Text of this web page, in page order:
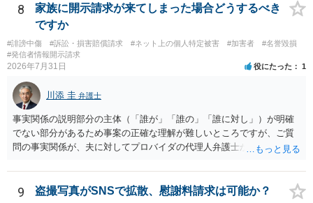
ても失敗する可能性が高いように思われます。 相手を特定できた場
合、相手に全ての弁護士費用を負担させることは可能でしょうか？ →
訴訟外の交渉で相手方が認めれば負担させることができるでしょう。
訴訟で判決となった場合は、実際の弁護士費用が認められる場合と認
められない場合があり何ともいえないところでしょう。
8
家族に開示請求が来てしまった場合どうするべき
ですか
#誹謗中傷 #訴訟・損害賠償請求 #ネット上の個人特定被害 #加害者
#名誉毀損
#発信者情報開示請求
2026年7月31日 役にたった 1
川添 圭 弁護士
事実関係の説明部分の主体（「誰が」「誰の」「誰に対し」）が明確
でない部分があるため事案の正確な理解が難しいところですが、ご質
問の事実関係が、夫に対してプロバイダの代理人弁護士から発信者情
情報として夫の氏名と住所が開示され、開示請求者（の代理人弁護
士）が、夫に対して内容証明郵便を送ったり訴訟の提起がなされたり
9 盗撮写真がSNSで拡散、慰謝料請求は可能か？